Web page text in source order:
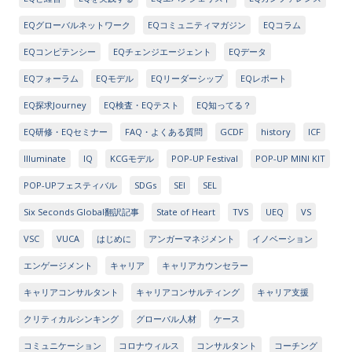
EQグローバルネットワーク EQコミュニティマガジン EQコラム
EQコンピテンシー EQチェンジエージェント EQデータ
EQフォーラム EQモデル EQリーダーシップ EQレポート
EQ探求Journey EQ検査・EQテスト EQ知ってる？
EQ研修・EQセミナー FAQ・よくある質問 GCDF history ICF
Illuminate IQ KCGモデル POP-UP Festival POP-UP MINI KIT
POP-UPフェスティバル SDGs SEI SEL
Six Seconds Global翻訳記事 State of Heart TVS UEQ VS
VSC VUCA はじめに アンガーマネジメント イノベーション
エンゲージメント キャリア キャリアカウンセラー
キャリアコンサルタント キャリアコンサルティング キャリア支援
クリティカルシンキング グローバル人材 ケース
コミュニケーション コロナウィルス コンサルタント コーチング